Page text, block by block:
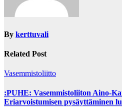
By kerttuvali
Related Post
Vasemmistoliitto
:PUHE: Vasemmistoliiton Aino-
Eriarvoistumisen pysäyttäminen